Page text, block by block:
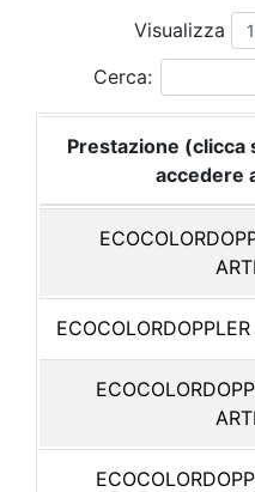
Visualizza
Cerca:
Prestazione (clicca
accedere